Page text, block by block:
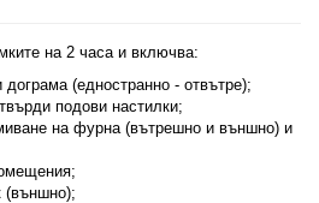
на 2 часа и включва:
(едностранно - отвътре);
подови настилки;
на фурна (вътрешно и външно) и
(външно);